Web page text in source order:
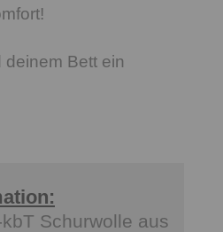
Bett ein
Schurwolle aus